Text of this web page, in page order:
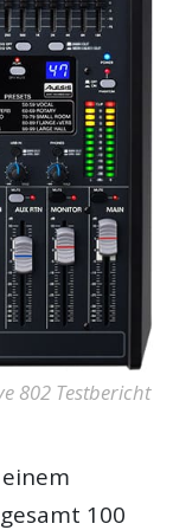
802 Testbericht
100